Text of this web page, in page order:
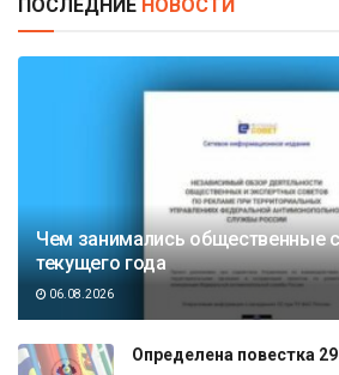
ПОСЛЕДНИЕ НОВОСТИ
Чем занимались общественные
текущего года
06.08.2026
Определена повестка